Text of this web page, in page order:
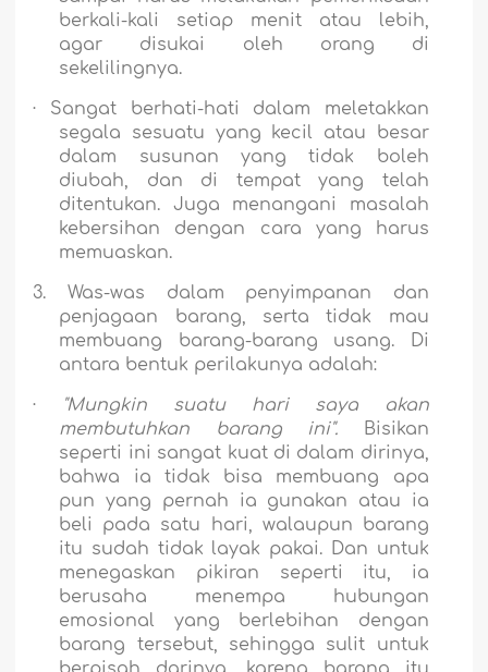
berkali-kali setiap menit atau lebih,
agar disukai oleh orang di
sekelilingnya.
·
Sangat berhati-hati dalam meletakkan
segala sesuatu yang kecil atau besar
dalam susunan yang tidak boleh
diubah, dan di tempat yang telah
ditentukan. Juga menangani masalah
kebersihan dengan cara yang harus
memuaskan.
3.
Was-was dalam penyimpanan dan
penjagaan barang, serta tidak mau
membuang barang-barang usang. Di
antara bentuk perilakunya adalah:
·
"Mungkin suatu hari saya akan
membutuhkan barang ini". Bisikan
seperti ini sangat kuat di dalam dirinya,
bahwa ia tidak bisa membuang apa
pun yang pernah ia gunakan atau ia
beli pada satu hari, walaupun barang
itu sudah tidak layak pakai. Dan untuk
menegaskan pikiran seperti itu, ia
berusaha menempa hubungan
emosional yang berlebihan dengan
barang tersebut, sehingga sulit untuk